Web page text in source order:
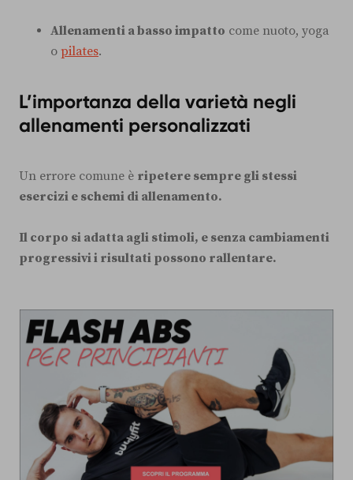
Allenamenti a basso impatto come nuoto, yoga
o pilates.
L’importanza della varietà negli
allenamenti personalizzati
Un errore comune è ripetere sempre gli stessi
esercizi e schemi di allenamento.
Il corpo si adatta agli stimoli, e senza cambiamenti
progressivi i risultati possono rallentare.